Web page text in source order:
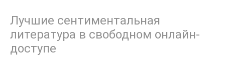
Лучшие сентиментальная
литература в свободном онлайн-
доступе